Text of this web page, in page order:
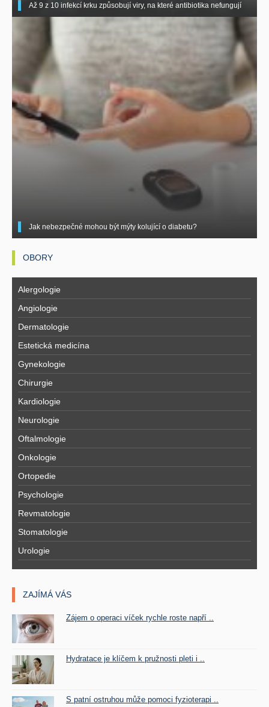
Až 9 z 10 infekcí krku způsobují viry, na které antibiotika nefungují
Jak nebezpečné mohou být mýty kolující o diabetu?
OBORY
Alergologie
Angiologie
Dermatologie
Estetická medicína
Gynekologie
Chirurgie
Kardiologie
Neurologie
Oftalmologie
Onkologie
Ortopedie
Psychologie
Revmatologie
Stomatologie
Urologie
ZAJÍMÁ VÁS
Zájem o operaci víček rychle roste napří ..
Hydratace je klíčem k pružnosti pleti i ..
S patní ostruhou může pomoci fyzioterapi ..